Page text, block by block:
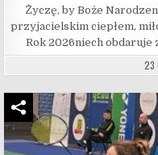
Życzę, by Boże
przyjacielskim ciepłem,
Rok 2026niech obdaruje
23